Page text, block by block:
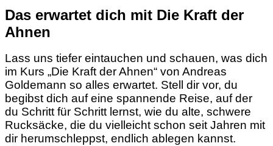
Das erwartet dich mit Die Kraft der
Ahnen
Lass uns tiefer eintauchen und schauen, was dich
im Kurs „Die Kraft der Ahnen“ von Andreas
Goldemann so alles erwartet. Stell dir vor, du
begibst dich auf eine spannende Reise, auf der
du Schritt für Schritt lernst, wie du alte, schwere
Rucksäcke, die du vielleicht schon seit Jahren mit
dir herumschleppst, endlich ablegen kannst.